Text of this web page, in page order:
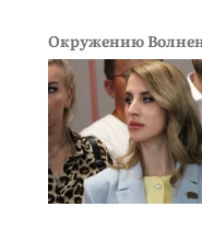
Окружению